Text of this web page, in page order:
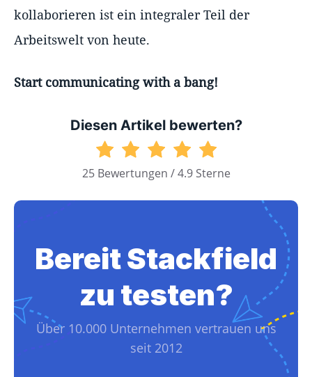
kollaborieren ist ein integraler Teil der
Arbeitswelt von heute.
Start communicating with a bang!
Diesen Artikel bewerten?
25 Bewertungen / 4.9 Sterne
Bereit Stackfield
zu testen?
Über 10.000 Unternehmen vertrauen uns
seit 2012